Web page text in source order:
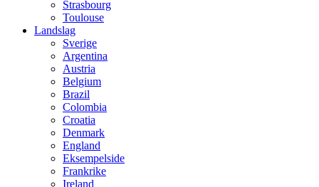
Strasbourg
Toulouse
Landslag
Sverige
Argentina
Austria
Belgium
Brazil
Colombia
Croatia
Denmark
England
Eksempelside
Frankrike
Ireland